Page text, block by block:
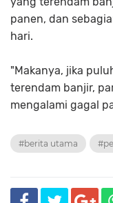
panen, dan
hari.
"Makanya, jika
terendam banjir,
mengalami gagal
#berita utama